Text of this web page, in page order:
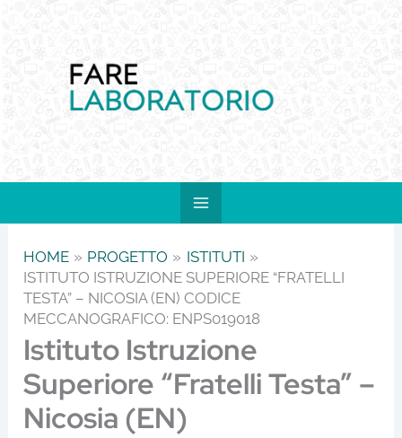
contenuto
HOME PROGETTO
ISTITUTI
ISTITUTO ISTRUZIONE SUPERIORE “FRATELLI
TESTA” – NICOSIA (EN) CODICE
MECCANOGRAFICO: ENPS019018
Istituto Istruzione
Superiore “Fratelli Testa” –
Nicosia (EN)